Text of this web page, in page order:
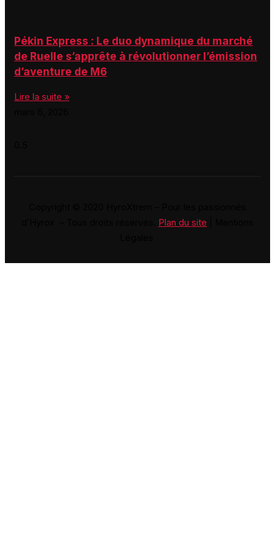
Pékin Express : Le duo dynamique du marché
de Ruelle s’apprête à révolutionner l’émission
d’aventure de M6
Lire la suite »
Plan du site